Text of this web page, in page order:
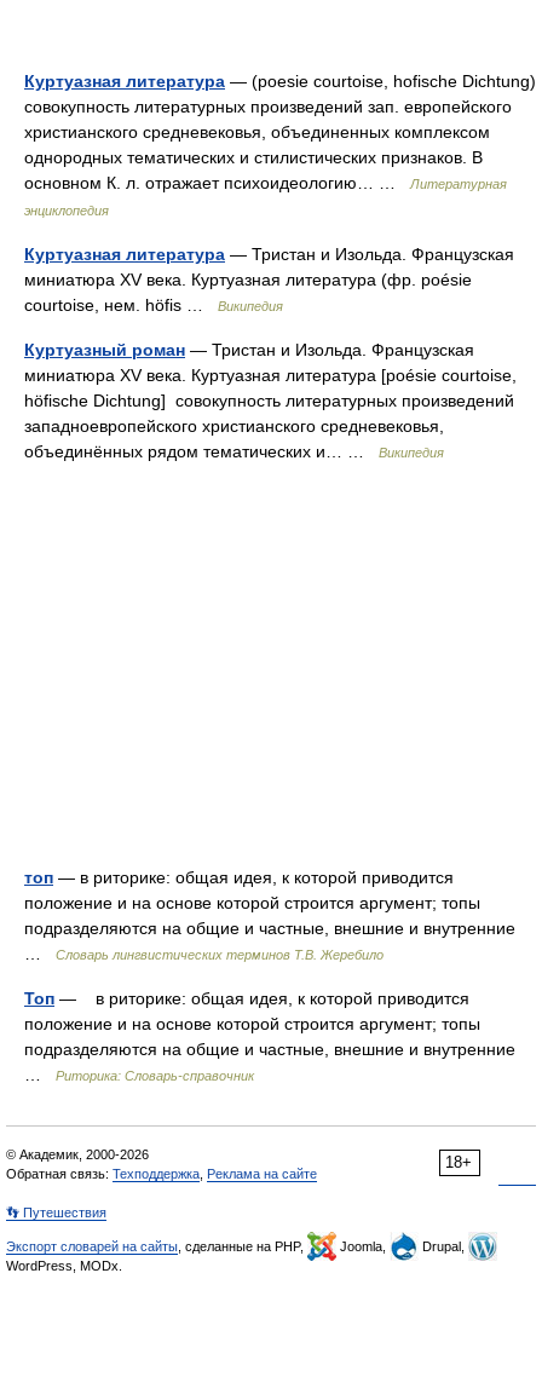
Куртуазная литература — (poesie courtoise, hofische Dichtung)
совокупность литературных произведений зап. европейского
христианского средневековья, объединенных комплексом
однородных тематических и стилистических признаков. В
основном К. л. отражает психоидеологию… …
Литературная
энциклопедия
Куртуазная литература — Тристан и Изольда. Французская
миниатюра XV века. Куртуазная литература (фр. poésie
courtoise, нем. höfis …
Википедия
Куртуазный роман — Тристан и Изольда. Французская
миниатюра XV века. Куртуазная литература [poésie courtoise,
höfische Dichtung] совокупность литературных произведений
западноевропейского христианского средневековья,
объединённых рядом тематических и… …
Википедия
топ — в риторике: общая идея, к которой приводится
положение и на основе которой строится аргумент; топы
подразделяются на общие и частные, внешние и внутренние
Словарь лингвистических терминов Т.В. Жеребило
Топ — в риторике: общая идея, к которой приводится
положение и на основе которой строится аргумент; топы
подразделяются на общие и частные, внешние и внутренние
Риторика: Словарь-справочник
18+
© Академик, 2000-2026
Обратная связь: Техподдержка Реклама на сайте
👣 Путешествия
Экспорт словарей на сайты , сделанные на PHP, Joomla,
Drupal,
WordPress, MODx.